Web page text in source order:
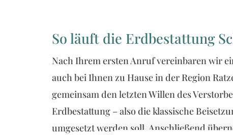
So läuft die Erdbestattung
Nach Ihrem ersten Anruf vereinbaren wir
auch bei Ihnen zu Hause in der Region
gemeinsam den letzten Willen des
Erdbestattung – also die klassische
umgesetzt werden soll. Anschließend